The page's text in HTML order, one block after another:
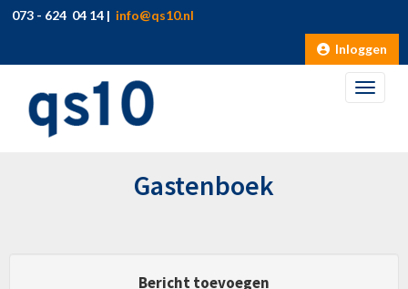
073 - 624 04 14 | ofni@qs10.nl
Inloggen
Gastenboek
Bericht toevoegen